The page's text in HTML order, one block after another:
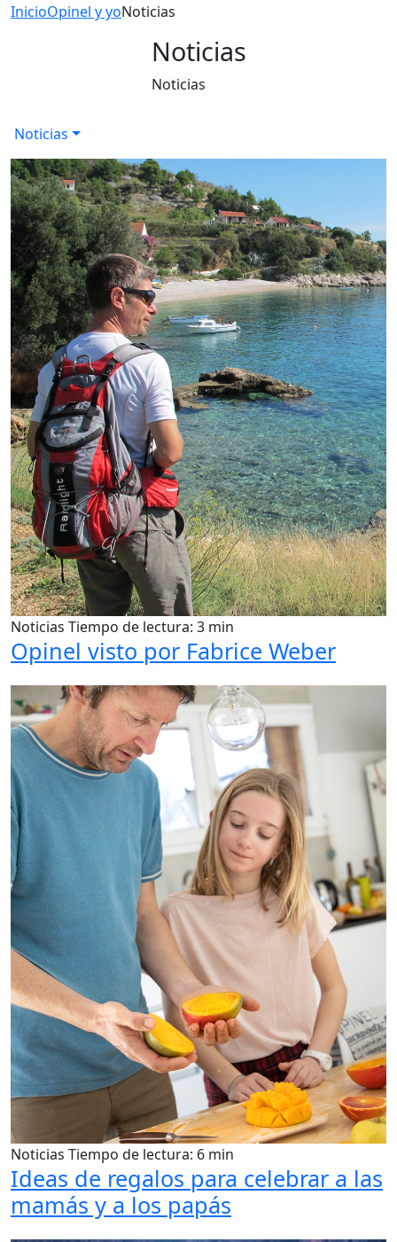
InicioOpinel y yoNoticias
Noticias
Noticias
Noticias
Noticias Tiempo de lectura: 3 min
Opinel visto por Fabrice Weber
Noticias Tiempo de lectura: 6 min
Ideas de regalos para celebrar a las
mamás y a los papás